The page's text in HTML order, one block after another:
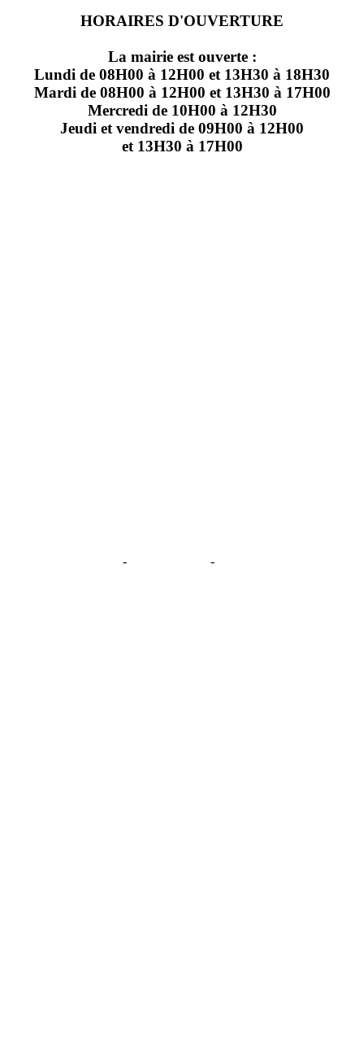
HORAIRES D'OUVERTURE
La mairie est ouverte :
Lundi de 08H00 à 12H00 et 13H30 à 18H30
Mardi de 08H00 à 12H00 et 13H30 à 17H00
Mercredi de 10H00 à 12H30
Jeudi et vendredi de 09H00 à 12H00
et 13H30 à 17H00
- -